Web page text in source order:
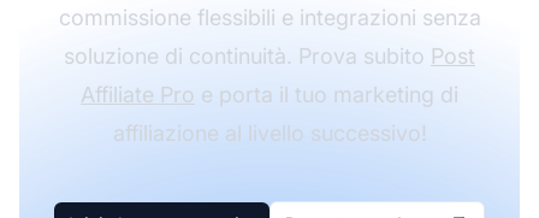
commissione flessibili e integrazioni senza
soluzione di continuità. Prova subito Post
Affiliate Pro e porta il tuo marketing di
affiliazione al livello successivo!